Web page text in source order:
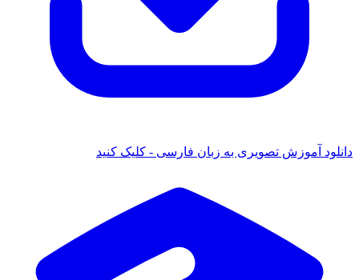
دانلود آموزش تصویری به زبان فارسی - کلیک کنید